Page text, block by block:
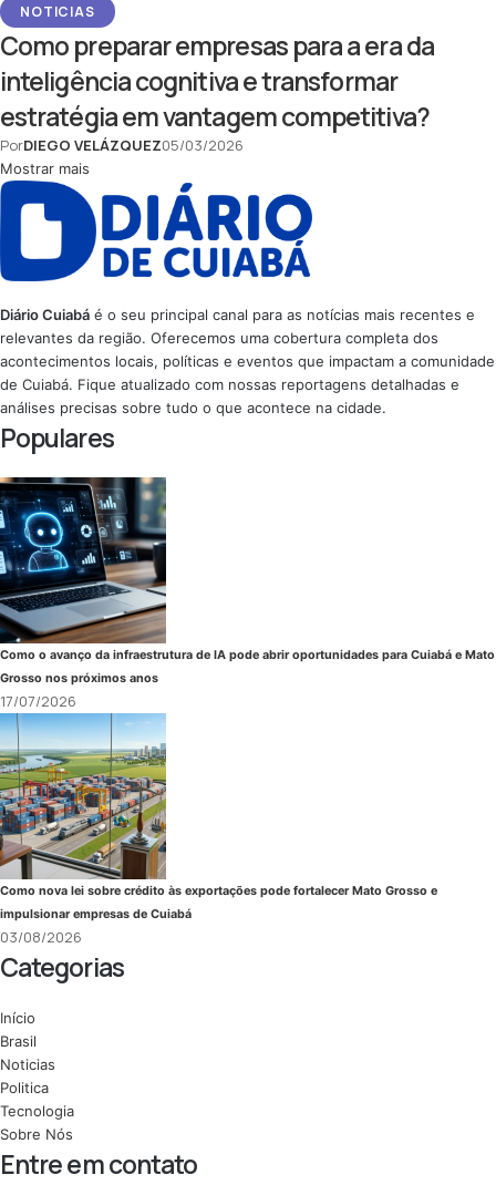
NOTICIAS
Como preparar empresas para a era da
inteligência cognitiva e transformar
estratégia em vantagem competitiva?
PorDIEGO VELÁZQUEZ05/03/2026
Mostrar mais
Diário Cuiabá é o seu principal canal para as notícias mais recentes e
relevantes da região. Oferecemos uma cobertura completa dos
acontecimentos locais, políticas e eventos que impactam a comunidade
de Cuiabá. Fique atualizado com nossas reportagens detalhadas e
análises precisas sobre tudo o que acontece na cidade.
Populares
Como o avanço da infraestrutura de IA pode abrir oportunidades para Cuiabá e Mato
Grosso nos próximos anos
17/07/2026
Como nova lei sobre crédito às exportações pode fortalecer Mato Grosso e
impulsionar empresas de Cuiabá
03/08/2026
Categorias
Início
Brasil
Noticias
Politica
Tecnologia
Sobre Nós
Entre em contato